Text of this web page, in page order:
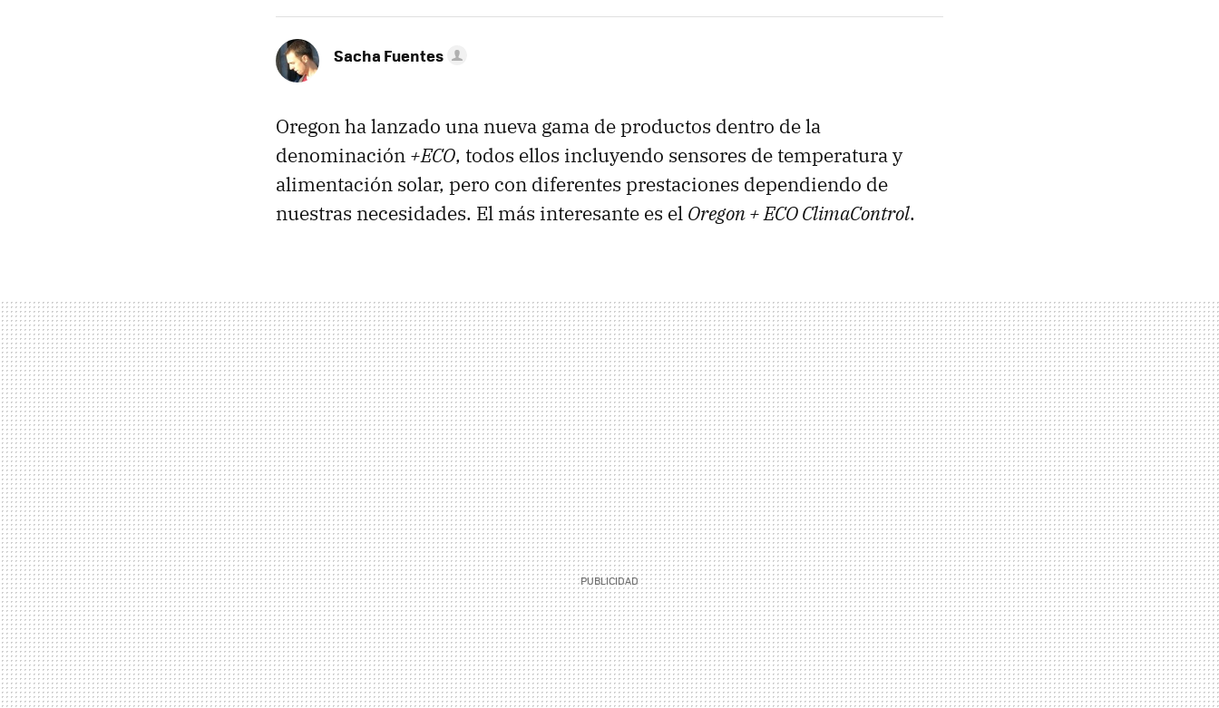
Sacha Fuentes
Oregon ha lanzado una nueva gama de productos dentro de la
denominación +ECO, todos ellos incluyendo sensores de temperatura y
alimentación solar, pero con diferentes prestaciones dependiendo de
nuestras necesidades. El más interesante es el Oregon + ECO ClimaControl.